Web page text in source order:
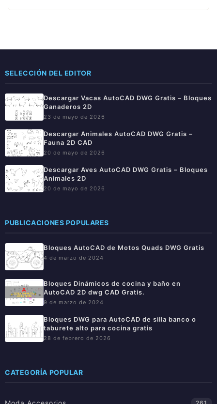
SELECCIÓN DEL EDITOR
Descargar Vacas AutoCAD DWG Gratis – Bloques
Ganaderos 2D
23 de mayo de 2026
Descargar Animales AutoCAD DWG Gratis –
Fauna 2D CAD
20 de mayo de 2026
Descargar Aves AutoCAD DWG Gratis – Bloques
Animales 2D
20 de mayo de 2026
PUBLICACIONES POPULARES
Bloques AutoCAD de Motos Quads DWG Gratis
4 de marzo de 2024
Bloques Dinámicos de cocina y baño en
AutoCAD 2D dwg CAD Gratis.
9 de marzo de 2024
Bloques DWG para AutoCAD de silla banco o
taburete alto para cocina gratis
28 de febrero de 2026
CATEGORÍA POPULAR